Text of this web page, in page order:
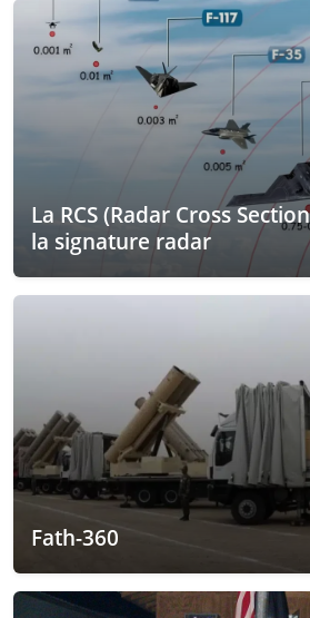
La RCS (Radar Cross
la signature radar
Fath-360